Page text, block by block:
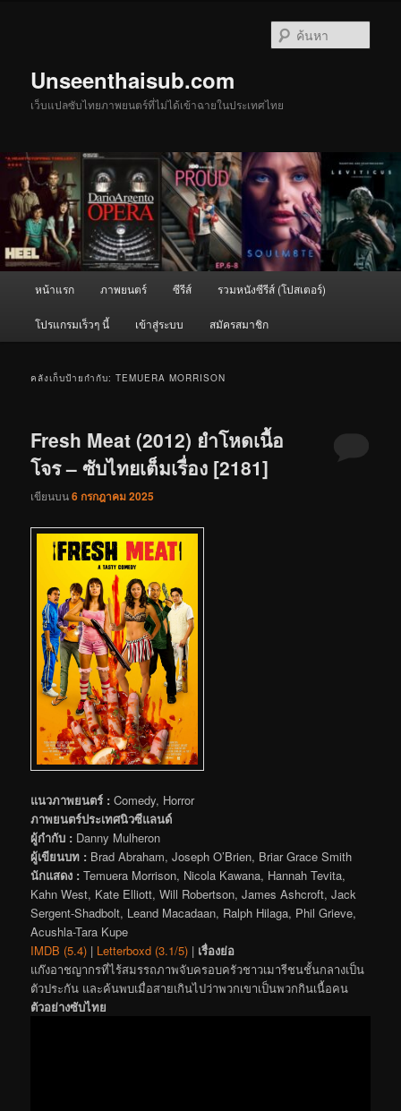
Unseenthaisub.com
เว็บแปลซับไทยภาพยนตร์ที่ไม่ได้เข้าฉายในประเทศไทย
หน้าแรก ภาพยนตร์ ซีรีส์ รวมหนังซีรีส์ (โปสเตอร์)
โปรแกรมเร็วๆ นี้ เข้าสู่ระบบ สมัครสมาชิก
คลังเก็บป้ายกำกับ:TEMUERA MORRISON
Fresh Meat (2012) ยำโหดเนื้อ
โจร – ซับไทยเต็มเรื่อง [2181]
เขียนบน6 กรกฎาคม 2025
แนวภาพยนตร์ : Comedy, Horror
ภาพยนตร์ประเทศนิวซีแลนด์
ผู้กำกับ : Danny Mulheron
ผู้เขียนบท : Brad Abraham, Joseph O’Brien, Briar Grace Smith
นักแสดง : Temuera Morrison, Nicola Kawana, Hannah Tevita,
Kahn West, Kate Elliott, Will Robertson, James Ashcroft, Jack
Sergent-Shadbolt, Leand Macadaan, Ralph Hilaga, Phil Grieve,
Acushla-Tara Kupe
IMDB (5.4) | Letterboxd (3.1/5) | เรื่องย่อ
แก๊งอาชญากรที่ไร้สมรรถภาพจับครอบครัวชาวเมารีชนชั้นกลางเป็น
ตัวประกัน และค้นพบเมื่อสายเกินไปว่าพวกเขาเป็นพวกกินเนื้อคน
ตัวอย่างซับไทย